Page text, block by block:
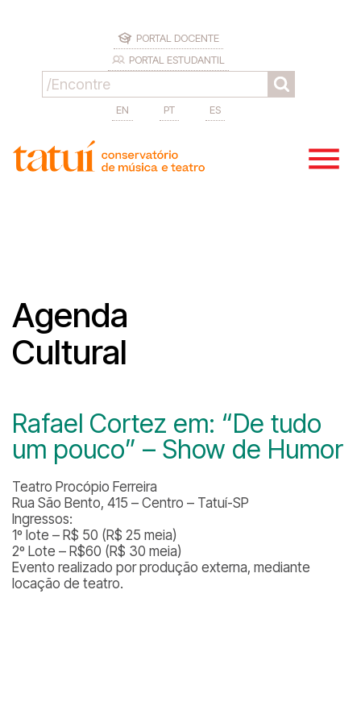
PORTAL DOCENTE
PORTAL ESTUDANTIL
EN PT ES
Agenda
Cultural
Rafael Cortez em: “De tudo
um pouco” – Show de Humor
Teatro Procópio Ferreira
Rua São Bento, 415 – Centro – Tatuí-SP
Ingressos:
1º lote – R$ 50 (R$ 25 meia)
2º Lote – R$60 (R$ 30 meia)
Evento realizado por produção externa, mediante
locação de teatro.